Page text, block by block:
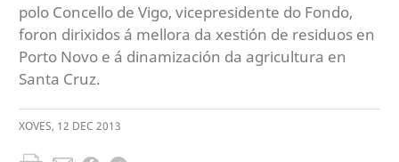
polo Concello de Vigo, vicepresidente do Fondo,
foron dirixidos á mellora da xestión de residuos en
Porto Novo e á dinamización da agricultura en
Santa Cruz.
XOVES, 12 DEC 2013